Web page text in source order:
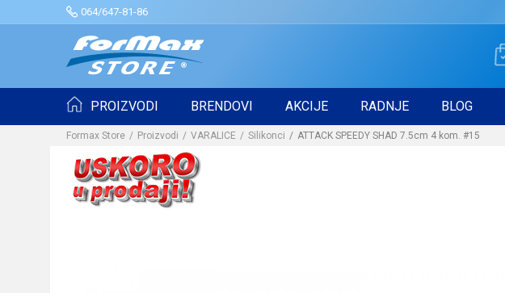
064/647-81-86
PROIZVODI BRENDOVI AKCIJE RADNJE BLOG
Formax Store Proizvodi VARALICE Silikonci ATTACK SPEEDY SHAD 7.5cm 4 kom. #15